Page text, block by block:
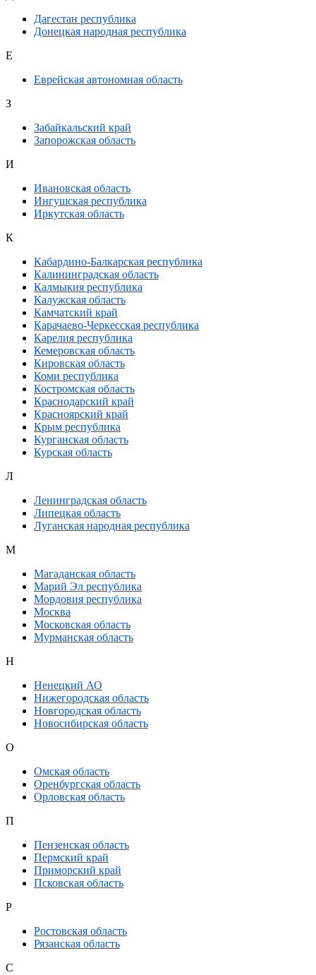
Дагестан республика
Донецкая народная республика
Е
Еврейская автономная область
З
Забайкальский край
Запорожская область
И
Ивановская область
Ингушская республика
Иркутская область
К
Кабардино-Балкарская республика
Калининградская область
Калмыкия республика
Калужская область
Камчатский край
Карачаево-Черкесская республика
Карелия республика
Кемеровская область
Кировская область
Коми республика
Костромская область
Краснодарский край
Красноярский край
Крым республика
Курганская область
Курская область
Л
Ленинградская область
Липецкая область
Луганская народная республика
М
Магаданская область
Марий Эл республика
Мордовия республика
Москва
Московская область
Мурманская область
Н
Ненецкий АО
Нижегородская область
Новгородская область
Новосибирская область
О
Омская область
Оренбургская область
Орловская область
П
Пензенская область
Пермский край
Приморский край
Псковская область
Р
Ростовская область
Рязанская область
С